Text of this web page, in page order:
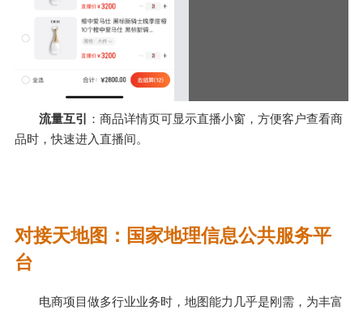
流量互引
：商品详情页可显示直播小窗，方便客户查看商
品时，快速进入直播间。
对接天地图：国家地理信息公共服务平
台
电商项目做多行业业务时，地图能力几乎是刚需，为丰富